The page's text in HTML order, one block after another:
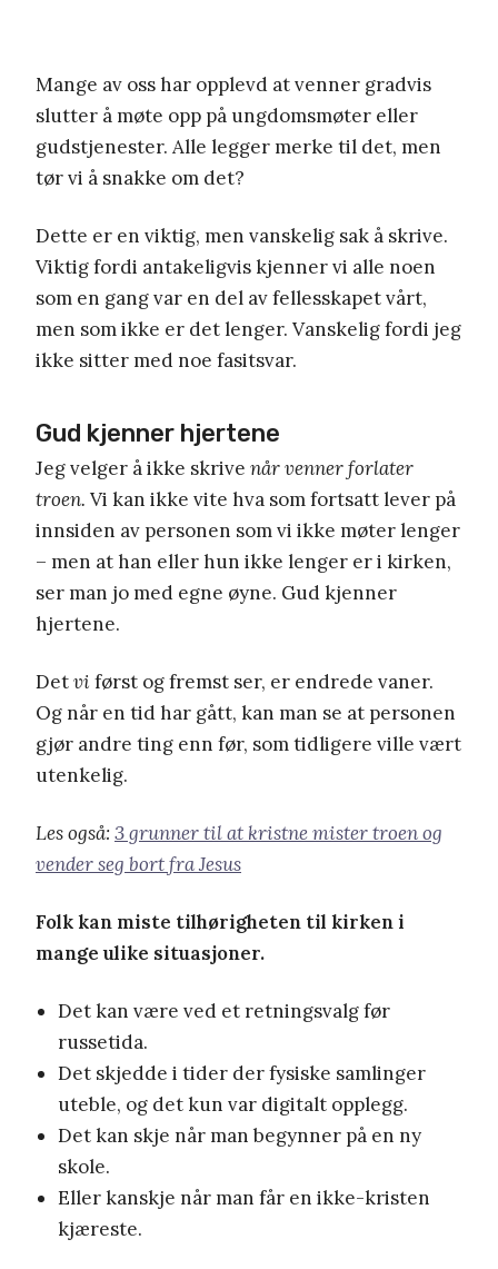
Mange av oss har opplevd at venner gradvis
slutter å møte opp på ungdomsmøter eller
gudstjenester. Alle legger merke til det, men
tør vi å snakke om det?
Dette er en viktig, men vanskelig sak å skrive.
Viktig fordi antakeligvis kjenner vi alle noen
som en gang var en del av fellesskapet vårt,
men som ikke er det lenger. Vanskelig fordi jeg
ikke sitter med noe fasitsvar.
Gud kjenner hjertene
Jeg velger å ikke skrive når venner forlater
troen. Vi kan ikke vite hva som fortsatt lever på
innsiden av personen som vi ikke møter lenger
– men at han eller hun ikke lenger er i kirken,
ser man jo med egne øyne. Gud kjenner
hjertene.
Detvi først og fremst ser, er endrede vaner.
Og når en tid har gått, kan man se at personen
gjør andre ting enn før, som tidligere ville vært
utenkelig.
Les også: 3 grunner til at kristne mister troen og
vender seg bort fra Jesus
Folk kan miste tilhørigheten til kirken i
mange ulike situasjoner.
Det kan være ved et retningsvalg før
russetida.
Det skjedde i tider der fysiske samlinger
uteble, og det kun var digitalt opplegg.
Det kan skje når man begynner på en ny
skole.
Eller kanskje når man får en ikke-kristen
kjæreste.